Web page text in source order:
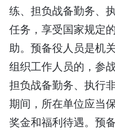
练、担负战备勤务、
任务，享受国家规定
助。预备役人员是机
组织工作人员的，参
担负战备勤务、执行
期间，所在单位应当
奖金和福利待遇。预